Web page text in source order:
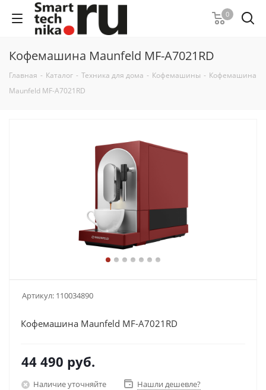
0
Кофемашина Maunfeld MF-A7021RD
Главная - Каталог - Техника для дома - Кофемашины - Кофемашина
Maunfeld MF-A7021RD
Артикул: 110034890
Кофемашина Maunfeld MF-A7021RD
44 490 руб.
Наличие уточняйте Нашли дешевле?